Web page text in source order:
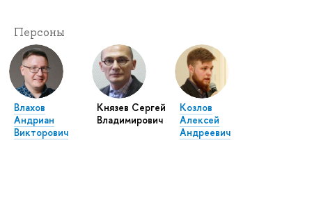
Персоны
Влахов
Андриан
Викторович
Князев Сергей
Владимирович
Козлов
Алексей
Андреевич